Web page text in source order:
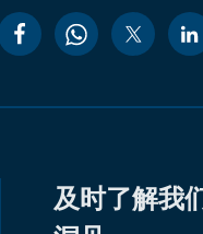
及时了解我